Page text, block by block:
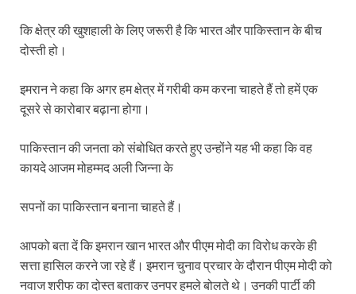
कि क्षेत्र की खुशहाली के लिए जरूरी है कि भारत और पाकिस्तान के बीच
दोस्ती हो।
इमरान ने कहा कि अगर हम क्षेत्र में गरीबी कम करना चाहते हैं तो हमें एक
दूसरे से कारोबार बढ़ाना होगा।
पाकिस्तान की जनता को संबोधित करते हुए उन्होंने यह भी कहा कि वह
कायदे आजम मोहम्मद अली जिन्ना के
सपनों का पाकिस्तान बनाना चाहते हैं।
आपको बता दें कि इमरान खान भारत और पीएम मोदी का विरोध करके ही
सत्ता हासिल करने जा रहे हैं। इमरान चुनाव प्रचार के दौरान पीएम मोदी को
नवाज शरीफ का दोस्‍त बताकर उनपर हमले बोलते थे। उनकी पार्टी की